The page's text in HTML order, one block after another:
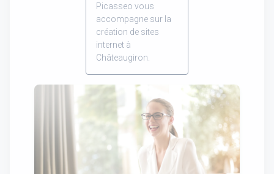
Picasseo vous
accompagne sur la
création de sites
internet à
Châteaugiron.